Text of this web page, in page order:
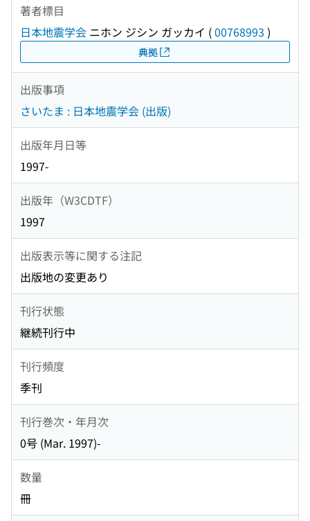
著者標目
日本地震学会 ニホン ジシン ガッカイ (00768993 )
典拠
出版事項
さいたま : 日本地震学会 (出版)
出版年月日等
1997-
出版年（W3CDTF）
1997
出版表示等に関する注記
出版地の変更あり
刊行状態
継続刊行中
刊行頻度
季刊
刊行巻次・年月次
0号 (Mar. 1997)-
数量
冊